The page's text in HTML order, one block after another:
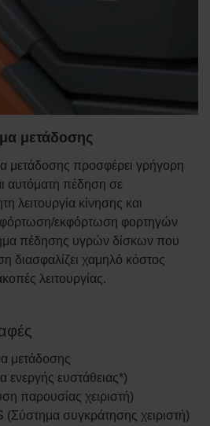
μετάδοσης
μετάδοσης προσφέρει γρήγορη
αυτόματη πέδηση σε
λειτουργία κίνησης και
φόρτωση/εκφόρτωση φορτηγών
πέδησης υγρών δίσκων που
διασφαλίζει χαμηλό κόστος
λειτουργίας.
μετάδοσης
ευστάθειας*)
παρουσίας χειριστή)
συγκράτησης χειριστή)